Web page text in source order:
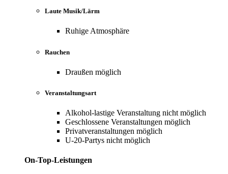
Laute Musik/Lärm
Ruhige Atmosphäre
Rauchen
Draußen möglich
Veranstaltungsart
Alkohol-lastige Veranstaltung nicht möglich
Geschlossene Veranstaltungen möglich
Privatveranstaltungen möglich
U-20-Partys nicht möglich
On-Top-Leistungen